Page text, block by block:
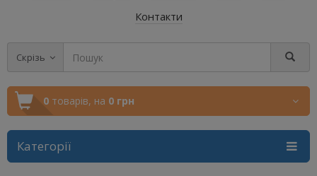
Контакти
Скрізь
0 товарів, на 0 грн
Категорії